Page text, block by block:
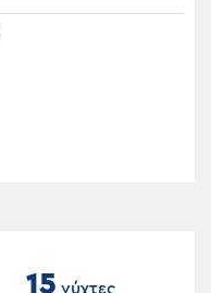
15 νύχτες